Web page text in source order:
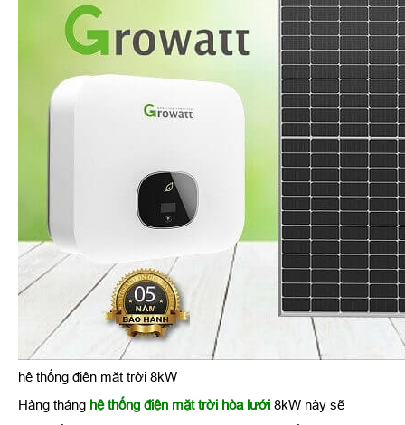
hệ thống điện mặt trời 8kW
Hàng tháng hệ thống điện mặt trời hòa lưới 8kW này sẽ